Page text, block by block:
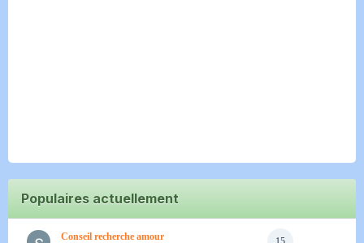
Populaires actuellement
Conseil recherche amour